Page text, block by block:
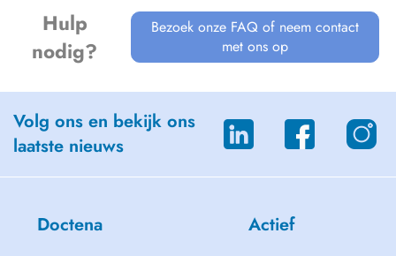
Hulp
nodig?
Bezoek onze FAQ of neem contact
met ons op
Volg ons en bekijk ons
laatste nieuws
Doctena Actief